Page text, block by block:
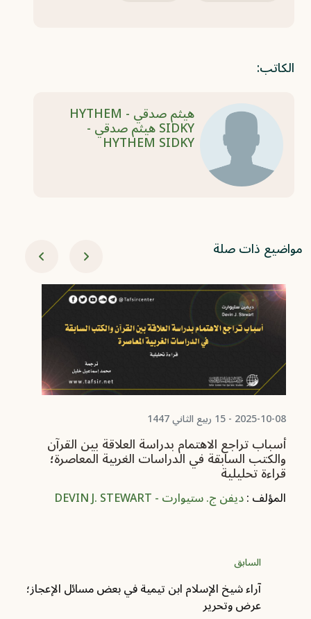
الكاتب:
هيثم صدقي - HYTHEM
SIDKY هيثم صدقي -
HYTHEM SIDKY
مواضيع ذات صلة
2025-10-08 - 15 ربيع الثاني 1447
أسباب تراجع الاهتمام بدراسة العلاقة بين القرآن
والكتب السابقة في الدراسات الغربية المعاصرة؛
قراءة تحليلية
المؤلف :ديفن ج. ستيوارت - DEVIN J. STEWART
السابق
آراء شيخ الإسلام ابن تيمية في بعض مسائل الإعجاز؛
عرض وتحرير